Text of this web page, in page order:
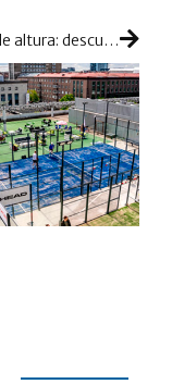
Pádel de altura: descubrimos una manera diferente de jugar y vivir este deporte